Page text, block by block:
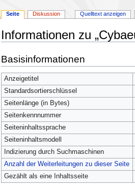
Informationen zu
Navigation
springen
Suche
springen
Basisinformationen
Anzeigetitel
Standardsortierschlüssel
Seitenlänge (in Bytes)
Seitenkennnummer
Seiteninhaltssprache
Seiteninhaltsmodell
Indizierung durch Suchmaschinen
Anzahl der Weiterleitungen zu dieser Seite
Gezählt als eine Inhaltsseite
Seite Diskussion Quelltext anzeigen